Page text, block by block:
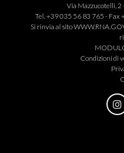
Via Mazzucotelli,
Tel. +39 035 56 83 765 - Fax
Si rinvia al sito
Condizioni di